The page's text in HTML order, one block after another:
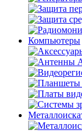
Компьютеры